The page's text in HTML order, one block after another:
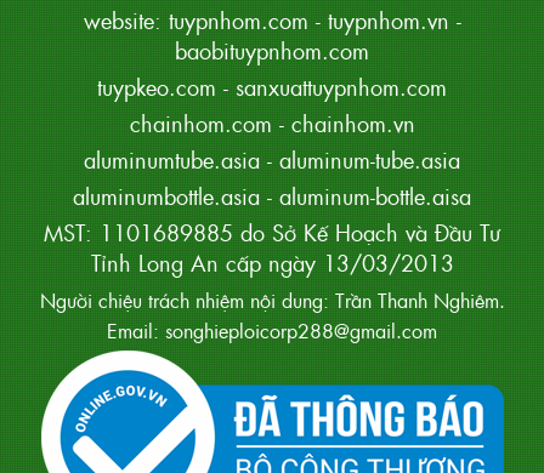
website: tuypnhom.com - tuypnhom.vn -
baobituypnhom.com
tuypkeo.com - sanxuattuypnhom.com
chainhom.com - chainhom.vn
aluminumtube.asia - aluminum-tube.asia
aluminumbottle.asia - aluminum-bottle.aisa
MST: 1101689885 do Sở Kế Hoạch và Đầu Tư
Tỉnh Long An cấp ngày 13/03/2013
Người chiệu trách nhiệm nội dung: Trần Thanh Nghiêm.
Email: songhieploicorp288@gmail.com